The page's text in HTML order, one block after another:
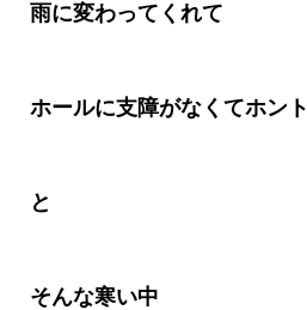
雨に変わってくれて
ホールに支障がなくてホン
と
そんな寒い中